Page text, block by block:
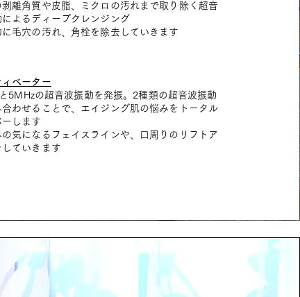
剥離角質や皮脂、ミクロの汚れまで取り除く超音
によるディープクレンジング
に毛穴の汚れ、角栓を除去していきます
ィベーター
5MHzの超音波振動を発振。2種類の超音波振動
合わせることで、エイジング肌の悩みをトータル
ーします
の気になるフェイスラインや、口周りのリフトア
していきます